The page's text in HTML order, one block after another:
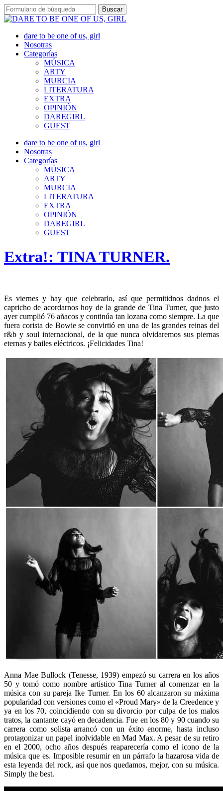
dare to be one of us, girl
Nosotras
Categorías
MÚSICA
ARTY
MURCIA
LITERATURA
EXTRA
OPINIÓN
DAREGIRL
GUEST
dare to be one of us, girl
Nosotras
Categorías
MÚSICA
ARTY
MURCIA
LITERATURA
EXTRA
OPINIÓN
DAREGIRL
GUEST
Extra!: TINA TURNER.
Es viernes y hay que celebrarlo, así que permitidnos dadnos el
capricho de acordarnos hoy de la grande de Tina Turner, que justo
ayer cumplió 76 añacos y continúa tan lozana como siempre. La que
fuera corista de Bowie se convirtió en una de las grandes reinas del
r&b y soul internacional, de la que nunca olvidaremos sus piernas
eternas y bailes eléctricos. ¡Felicidades Tina!
Anna Mae Bullock (Tenesse, 1939) empezó su carrera en los años
50 y tomó como nombre artístico Tina Turner al comenzar en la
música con su pareja Ike Turner. En los 60 alcanzaron su máxima
popularidad con versiones como el «Proud Mary» de la Creedence y
ya en los 70, coincidiendo con su divorcio por culpa de los malos
tratos, la cantante cayó en decadencia. Fue en los 80 y 90 cuando su
carrera como solista arrancó con un éxito enorme, hasta incluso
protagonizar un papel inolvidable en Mad Max. A pesar de su retiro
en el 2000, ocho años después reaparecería como el icono de la
música que es. Imposible resumir en un párrafo la hazarosa vida de
esta leyenda del rock, así que nos quedamos, mejor, con su música.
Simply the best.